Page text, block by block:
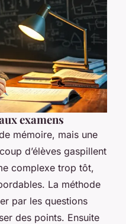
examens
mémoire, mais une
d’élèves gaspillent
complexe trop tôt,
La méthode
par les questions
des points. Ensuite